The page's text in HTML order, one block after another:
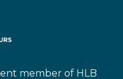
member of HLB